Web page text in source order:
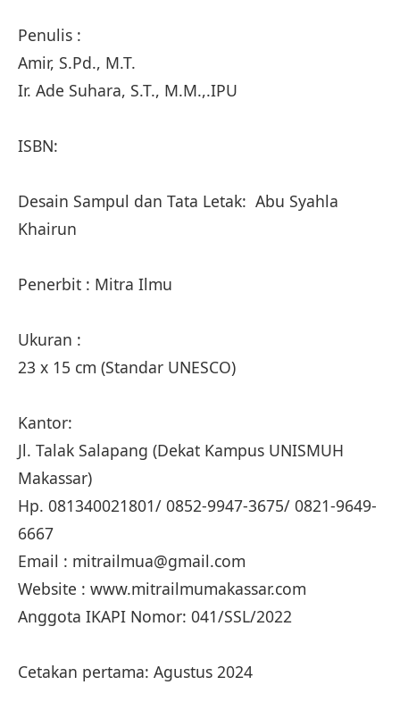
Penulis :
Amir, S.Pd., M.T.
Ir. Ade Suhara, S.T., M.M.,.IPU
ISBN:
Desain Sampul dan Tata Letak: Abu Syahla
Khairun
Penerbit : Mitra Ilmu
Ukuran :
23 x 15 cm (Standar UNESCO)
Kantor:
Jl. Talak Salapang (Dekat Kampus UNISMUH
Makassar)
Hp. 081340021801/ 0852-9947-3675/ 0821-9649-
6667
Email : mitrailmua@gmail.com
Website : www.mitrailmumakassar.com
Anggota IKAPI Nomor: 041/SSL/2022
Cetakan pertama: Agustus 2024